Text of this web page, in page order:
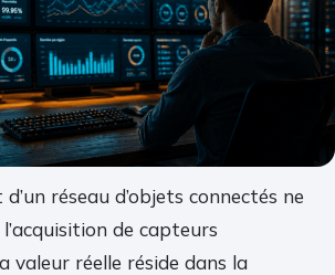
réseau d’objets connectés ne
de capteurs
valeur réelle réside dans la